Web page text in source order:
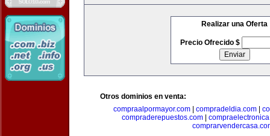
Realizar una Oferta
Precio Ofrecido $
Otros dominios en venta:
compraalpormayor.com| compradeldia.com|
compraderepuestos.com|